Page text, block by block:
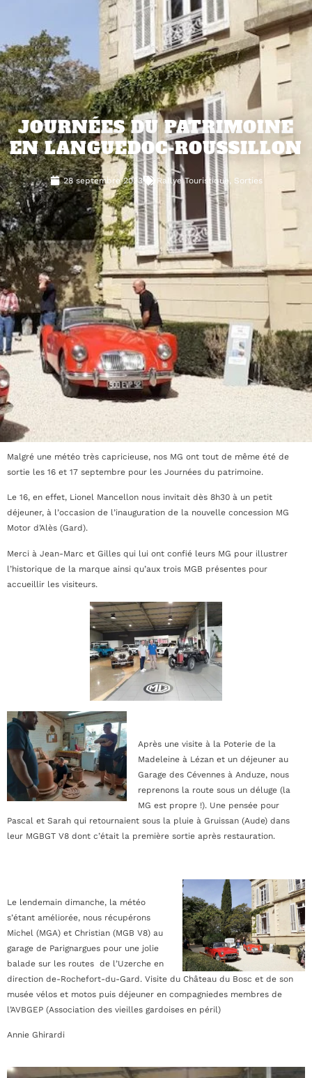
JOURNÉES DU PATRIMOINE
EN LANGUEDOC-ROUSSILLON
28 septembre 2023 Rallye Touristique, Sorties
Malgré une météo très capricieuse, nos MG ont tout de même été de
sortie les 16 et 17 septembre pour les Journées du patrimoine.
Le 16, en effet, Lionel Mancellon nous invitait dès 8h30 à un petit
déjeuner, à l’occasion de l’inauguration de la nouvelle concession MG
Motor d’Alès (Gard).
Merci à Jean-Marc et Gilles qui lui ont confié leurs MG pour illustrer
l’historique de la marque ainsi qu’aux trois MGB présentes pour
accueillir les visiteurs.
Après une visite à la Poterie de la
Madeleine à Lézan et un déjeuner au
Garage des Cévennes à Anduze, nous
reprenons la route sous un déluge (la
MG est propre !). Une pensée pour
Pascal et Sarah qui retournaient sous la pluie à Gruissan (Aude) dans
leur MGBGT V8 dont c’était la première sortie après restauration.
Le lendemain dimanche, la météo
s’étant améliorée, nous récupérons
Michel (MGA) et Christian (MGB V8) au
garage de Parignargues pour une jolie
balade sur les routes de l’Uzerche en
direction de-Rochefort-du-Gard. Visite du Château du Bosc et de son
musée vélos et motos puis déjeuner en compagniedes membres de
l’AVBGEP (Association des vieilles gardoises en péril)
Annie Ghirardi